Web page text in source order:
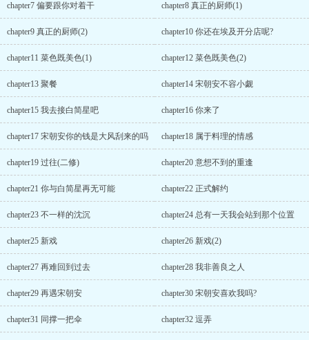
chapter7 偏要跟你对着干 chapter8 真正的厨师(1)
chapter9 真正的厨师(2) chapter10 你还在埃及开分店呢?
chapter11 菜色既美色(1) chapter12 菜色既美色(2)
chapter13 聚餐 chapter14 宋朝安不容小觑
chapter15 我去接白简星吧 chapter16 你来了
chapter17 宋朝安你的钱是大风刮来的吗 chapter18 属于料理的情感
chapter19 过往(二修) chapter20 意想不到的重逢
chapter21 你与白简星再无可能 chapter22 正式解约
chapter23 不一样的沈沉 chapter24 总有一天我会站到那个位置
chapter25 新戏 chapter26 新戏(2)
chapter27 再难回到过去 chapter28 我非善良之人
chapter29 再遇宋朝安 chapter30 宋朝安喜欢我吗?
chapter31 同撑一把伞 chapter32 逗弄